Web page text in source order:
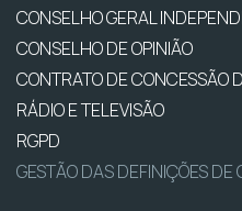
CONSELHO GERAL
CONSELHO DE OPINIÃO
CONTRATO DE CONCESSÃO
RÁDIO E TELEVISÃO
RGPD
GESTÃO DAS DEFINIÇÕES DE